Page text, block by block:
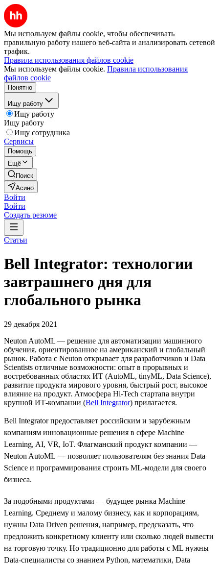
Мы используем файлы cookie, чтобы обеспечивать
правильную работу нашего веб-сайта и анализировать сетевой
трафик.
Правила использования файлов cookie
Мы используем файлы cookie. Правила использования
файлов cookie
Понятно
Ищу работу
Ищу работу
Ищу работу
Ищу сотрудника
Сервисы
Помощь
Ещё
Поиск
Асино
Войти
Войти
Создать резюме
Статьи
Bell Integrator: технологии
завтрашнего дня для
глобального рынка
29 декабря 2021
Neuton AutoML — решение для автоматизации машинного
обучения, ориентированное на американский и глобальный
рынок. Работа с Neuton открывает для разработчиков и Data
Scientists отличные возможности: опыт в прорывных и
востребованных областях ИТ (AutoML, tinyML, Data Science),
развитие продукта мирового уровня, быстрый рост, высокое
влияние на продукт. Атмосфера Hi-Tech стартапа внутри
крупной ИТ-компании (Bell Integrator) прилагается.
Bell Integrator предоставляет российским и зарубежным
компаниям инновационные решения в сфере Machine
Learning, AI, VR, IoT. Флагманский продукт компании —
Neuton AutoML — позволяет пользователям без знания Data
Science и программирования строить ML-модели для своего
бизнеса.
За подобными продуктами — будущее рынка Machine
Learning. Среднему и малому бизнесу, как и корпорациям,
нужны Data Driven решения, например, предсказать, что
предложить конкретному клиенту или сколько людей вывести
на торговую точку. Но традиционно для работы с ML нужны
Data-специалисты со знанием Python, математики, Data